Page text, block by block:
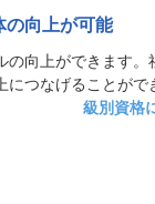
の向上が可能
の向上ができます。
につなげることがで
級別資格